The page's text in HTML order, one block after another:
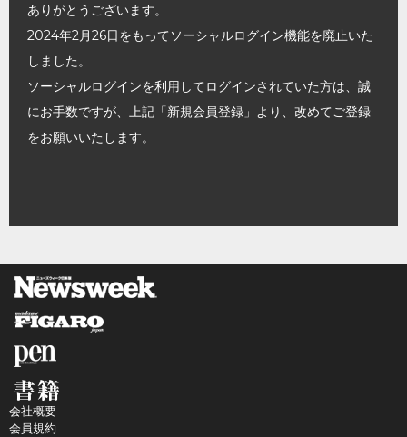
ありがとうございます。
2024年2月26日をもってソーシャルログイン機能を廃止いた
しました。
ソーシャルログインを利用してログインされていた方は、誠
にお手数ですが、上記「新規会員登録」より、改めてご登録
をお願いいたします。
会社概要
会員規約